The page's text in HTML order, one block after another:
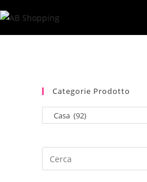
al
contenuto
Categorie Prodotto